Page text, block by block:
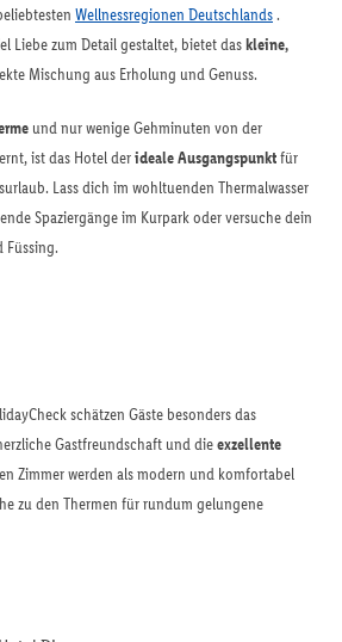
Wellnessregionen Deutschlands.
Liebe zum Detail gestaltet, bietet daskleine,
Mischung aus Erholung und Genuss.
und nur wenige Gehminuten von der
ist das Hotel derideale Ausgangspunktfür
Lass dich im wohltuenden Thermalwasser
Spaziergänge im Kurpark oder versuche dein
Füssing.
schätzen Gäste besonders das
Gastfreundschaft und dieexzellente
Zimmer werden als modern und komfortabel
zu den Thermen für rundum gelungene